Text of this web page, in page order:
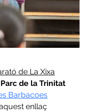
de La Xixa
Parc de la Trinitat
Barbacoes
enllaç